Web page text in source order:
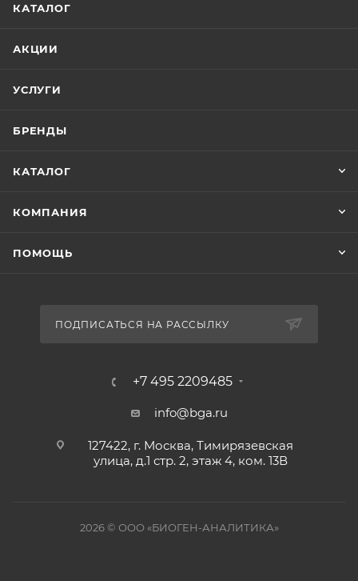
КАТАЛОГ
АКЦИИ
УСЛУГИ
БРЕНДЫ
КАТАЛОГ
КОМПАНИЯ
ПОМОЩЬ
ПОДПИСАТЬСЯ НА РАССЫЛКУ
+7 495 2209485
info@bga.ru
127422, г. Москва, Тимирязевская
улица, д.1 стр. 2, этаж 4, ком. 13В
2026 © ООО «БИОГЕН-АНАЛИТИКА»